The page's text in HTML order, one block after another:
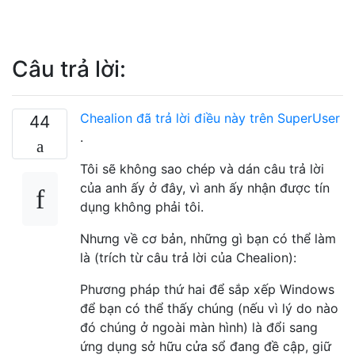
Câu trả lời:
44
Chealion đã trả lời điều này trên SuperUser
.
Tôi sẽ không sao chép và dán câu trả lời
của anh ấy ở đây, vì anh ấy nhận được tín
dụng không phải tôi.
Nhưng về cơ bản, những gì bạn có thể làm
là (trích từ câu trả lời của Chealion):
Phương pháp thứ hai để sắp xếp Windows
để bạn có thể thấy chúng (nếu vì lý do nào
đó chúng ở ngoài màn hình) là đổi sang
ứng dụng sở hữu cửa sổ đang đề cập, giữ